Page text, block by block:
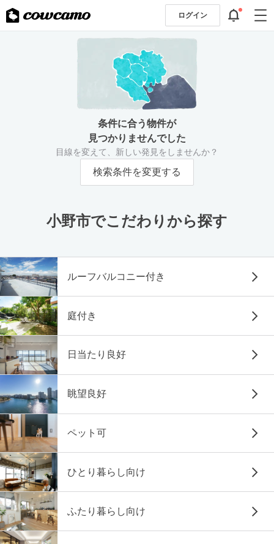
ログイン
条件に合う物件が
見つかりませんでした
目線を変えて、新しい発見をしませんか？
検索条件を変更する
小野市でこだわりから探す
ルーフバルコニー付き
庭付き
日当たり良好
眺望良好
ペット可
ひとり暮らし向け
ふたり暮らし向け